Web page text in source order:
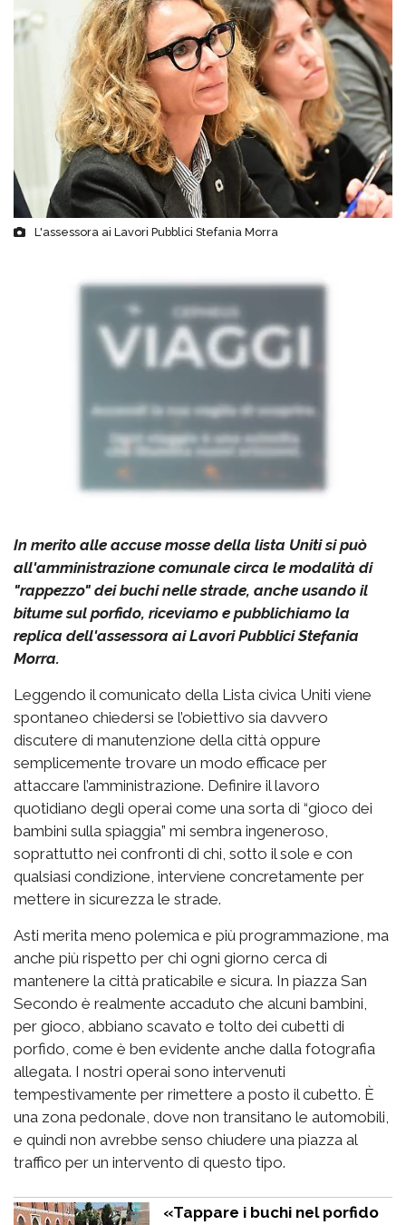
L'assessora ai Lavori Pubblici Stefania Morra
In merito alle accuse mosse della lista Uniti si può
all'amministrazione comunale circa le modalità di
"rappezzo" dei buchi nelle strade, anche usando il
bitume sul porfido, riceviamo e pubblichiamo la
replica dell'assessora ai Lavori Pubblici Stefania
Morra.
Leggendo il comunicato della Lista civica Uniti viene
spontaneo chiedersi se l’obiettivo sia davvero
discutere di manutenzione della città oppure
semplicemente trovare un modo efficace per
attaccare l’amministrazione. Definire il lavoro
quotidiano degli operai come una sorta di “gioco dei
bambini sulla spiaggia” mi sembra ingeneroso,
soprattutto nei confronti di chi, sotto il sole e con
qualsiasi condizione, interviene concretamente per
mettere in sicurezza le strade.
Asti merita meno polemica e più programmazione, ma
anche più rispetto per chi ogni giorno cerca di
mantenere la città praticabile e sicura. In piazza San
Secondo è realmente accaduto che alcuni bambini,
per gioco, abbiano scavato e tolto dei cubetti di
porfido, come è ben evidente anche dalla fotografia
allegata. I nostri operai sono intervenuti
tempestivamente per rimettere a posto il cubetto. È
una zona pedonale, dove non transitano le automobili,
e quindi non avrebbe senso chiudere una piazza al
traffico per un intervento di questo tipo.
«Tappare i buchi nel porfido